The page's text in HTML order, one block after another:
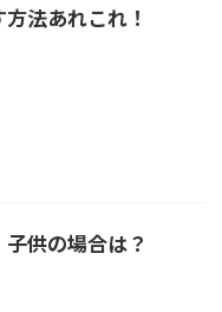
法あれこれ！
供の場合は？